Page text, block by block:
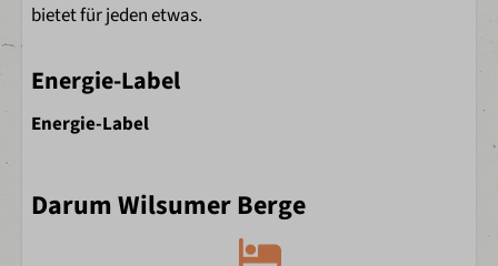
bietet für jeden etwas.
Energie-Label
Energie-Label
Darum Wilsumer Berge